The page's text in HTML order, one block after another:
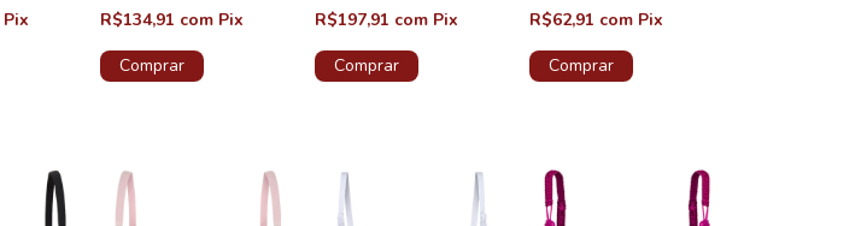
Pix
R$134,91 com Pix
Comprar
R$197,91 com Pix
Comprar
R$62,91 com Pix
Comprar